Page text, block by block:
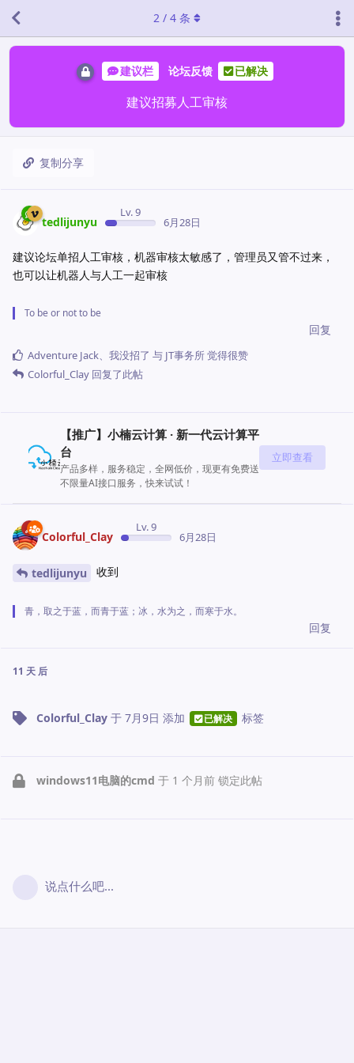
建议栏 论坛反馈 已解决
建议招募人工审核
复制分享
2 / 4 条
tedlijunyu
Lv. 9
6月28日
建议论坛单招人工审核，机器审核太敏感了，管理员又管不过来，
也可以让机器人与人工一起审核
To be or not to be
回复
Adventure Jack、 我没招了 与 JT事务所觉得很赞
Colorful_Clay 回复了此帖
【推广】小楠云计算 · 新一代云计算平
台
产品多样，服务稳定，全网低价，现更有免费送
不限量AI接口服务，快来试试！
立即查看
Colorful_Clay
Lv. 9
6月28日
tedlijunyu 收到
青，取之于蓝，而青于蓝；冰，水为之，而寒于水。
回复
11 天 后
Colorful_Clay 于 7月9日 添加 已解决 标签
windows11电脑的cmd 于 1 个月前 锁定此帖
说点什么吧...